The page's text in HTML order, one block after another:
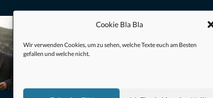
Cookie Bla Bla
Wir verwenden Cookies, um zu sehen, welche Texte euch am Besten
gefallen und welche nicht.